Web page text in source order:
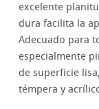
excelente
dura facilita la
Adecuado para
especialmente
de superficie
témpera y